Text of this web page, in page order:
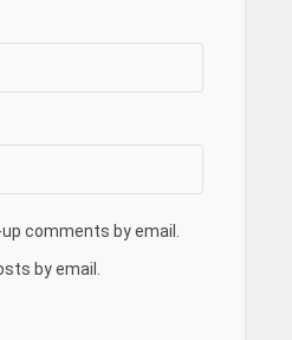
comments by email.
by email.